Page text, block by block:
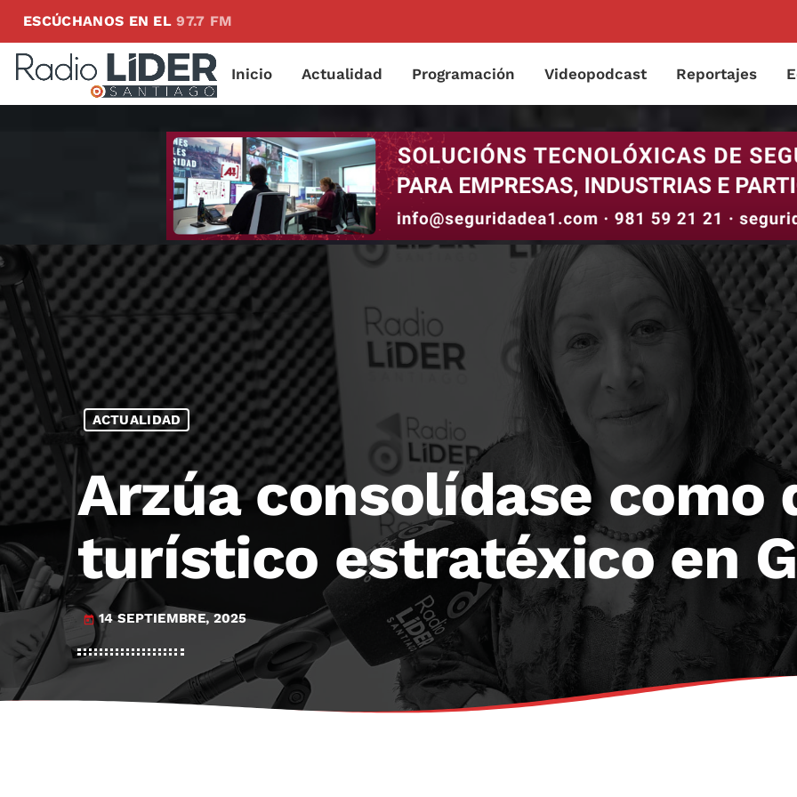
ESCÚCHANOS EN EL97.7 FM
Inicio Actualidad Programación Videopodcast Reportajes
ACTUALIDAD
Arzúa consolídase como
turístico estratéxico en
today 14 SEPTIEMBRE, 2025